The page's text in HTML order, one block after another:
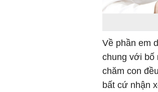
Về phần em
chung với bố
chăm con
bất cứ nhận